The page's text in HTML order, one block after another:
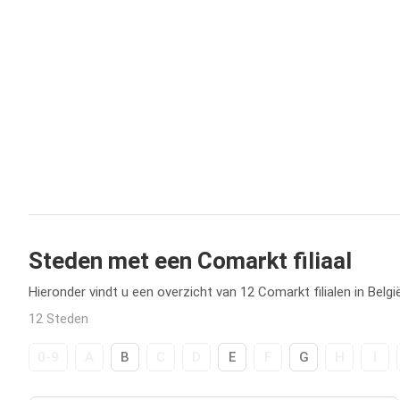
Steden met een Comarkt filiaal
Hieronder vindt u een overzicht van 12 Comarkt filialen in
12 Steden
B E G